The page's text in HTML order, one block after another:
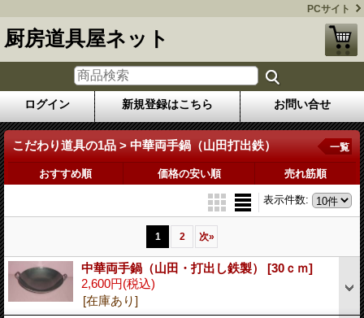
PCサイト
厨房道具屋ネット
ログイン 新規登録はこちら お問い合せ
こだわり道具の1品 > 中華両手鍋（山田打出鉄） 一覧
おすすめ順 価格の安い順 売れ筋順
表示件数:
1 2 次»
中華両手鍋（山田・打出し鉄製） [30ｃｍ]
2,600円(税込)
[在庫あり]